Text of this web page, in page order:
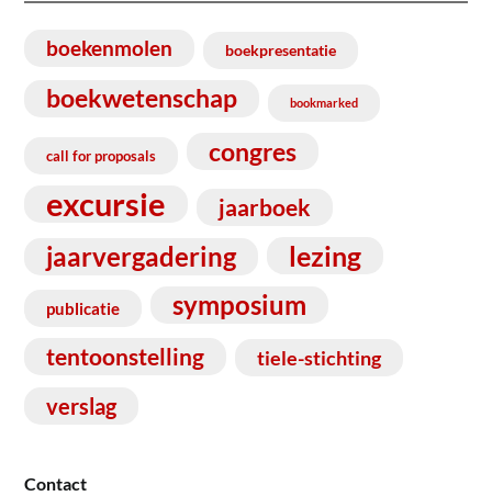
boekenmolen boekpresentatie
boekwetenschap bookmarked
call for proposals congres
excursie jaarboek
jaarvergadering lezing
publicatie symposium
tentoonstelling tiele-stichting
verslag
Contact